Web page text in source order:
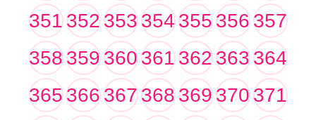
351352353354355356357
358359360361362363364
365366367368369370371